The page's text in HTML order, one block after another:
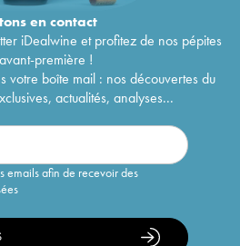
encontact
iDealwine et profitez de nos pépites
première !
votre boîte mail : nos découvertes du
actualités, analyses...
emails afin de recevoir des